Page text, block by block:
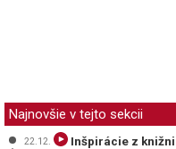
Najnovšie v tejto sekcii
22.12. Inšpirácie z